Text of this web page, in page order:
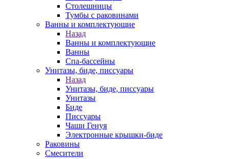
Столешницы
Тумбы с раковинами
Ванны и комплектующие
Назад
Ванны и комплектующие
Ванны
Спа-бассейны
Унитазы, биде, писсуары
Назад
Унитазы, биде, писсуары
Унитазы
Биде
Писсуары
Чаши Генуя
Электронные крышки-биде
Раковины
Смесители